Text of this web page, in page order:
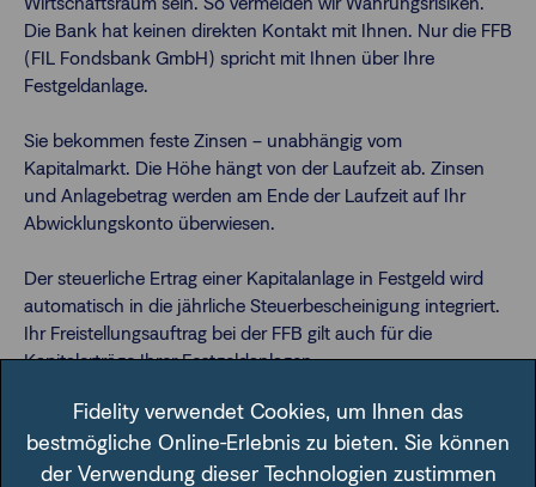
Die Bank hat keinen direkten Kontakt mit Ihnen. Nur die FFB
(FIL Fondsbank GmbH) spricht mit Ihnen über Ihre
Festgeldanlage.
Sie bekommen feste Zinsen – unabhängig vom
Kapitalmarkt. Die Höhe hängt von der Laufzeit ab. Zinsen
und Anlagebetrag werden am Ende der Laufzeit auf Ihr
Abwicklungskonto überwiesen.
Der steuerliche Ertrag einer Kapitalanlage in Festgeld wird
automatisch in die jährliche Steuerbescheinigung integriert.
Ihr Freistellungsauftrag bei der FFB gilt auch für die
Kapitalerträge Ihrer Festgeldanlagen.
Wichtig:Dieses Angebot gilt nur für volljährige, natürliche
Personen mit Wohnsitz in Deutschland.
Fidelity verwendet Cookies, um Ihnen das
bestmögliche Online-Erlebnis zu bieten. Sie können
der Verwendung dieser Technologien zustimmen